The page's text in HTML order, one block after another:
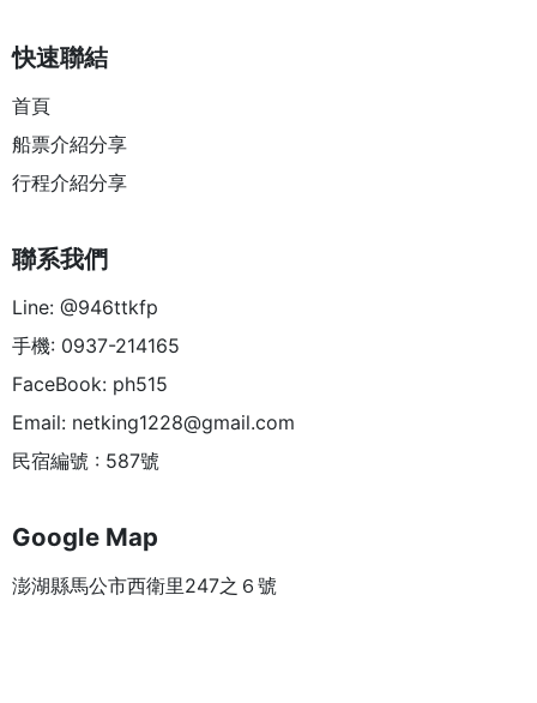
快速聯結
首頁
船票介紹分享
行程介紹分享
聯系我們
Line: @946ttkfp
手機: 0937-214165
FaceBook: ph515
Email: netking1228@gmail.com
民宿編號 : 587號
Google Map
澎湖縣馬公市西衛里247之６號